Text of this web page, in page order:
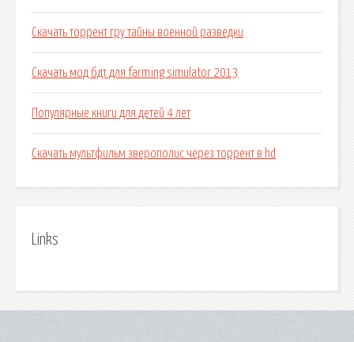
Скачать торрент гру тайны военной разведки
Скачать мод бдт для farming simulator 2013
Популярные книги для детей 4 лет
Скачать мультфильм зверополис через торрент в hd
Links